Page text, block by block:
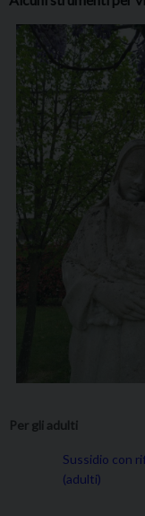
Per gli adulti
Sussidio con
(adulti)